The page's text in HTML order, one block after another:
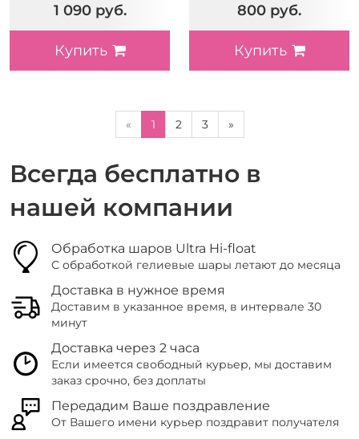
1 090 руб.
Купить
800 руб.
Купить
« 1 2 3 »
Всегда бесплатно в
нашей компании
Обработка шаров Ultra Hi-float
С обработкой гелиевые шары летают до месяца
Доставка в нужное время
Доставим в указанное время, в интервале 30
минут
Доставка через 2 часа
Если имеется свободный курьер, мы доставим
заказ срочно, без доплаты
Передадим Ваше поздравление
От Вашего имени курьер поздравит получателя